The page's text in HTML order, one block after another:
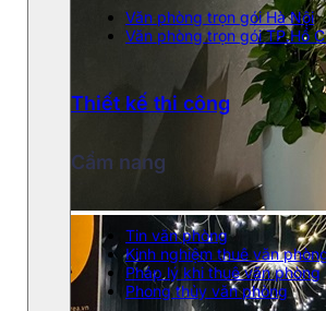
Văn phòng trọn gói Hà Nội
Văn phòng trọn gói TP.Hồ
Thiết kế thi công
Cẩm nang
Tin văn phòng
Kinh nghiệm thuê văn
Pháp lý khi thuê văn phòng
Phong thủy văn phòng
Đỗ xe máy
Tầng hầm